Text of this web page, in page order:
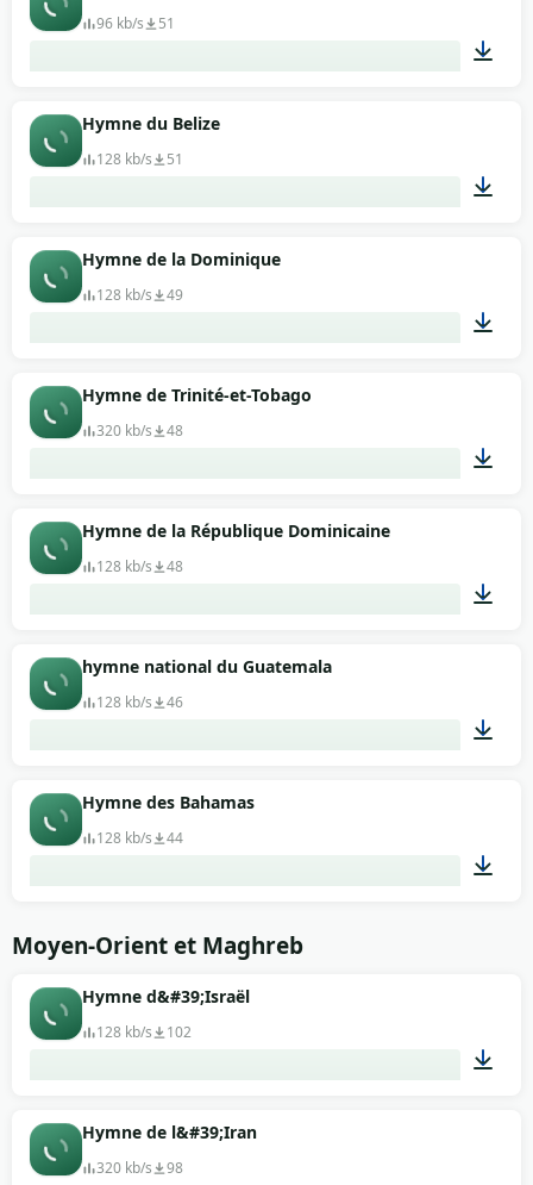
96 kb/s 51
Hymne du Belize
128 kb/s 51
Hymne de la Dominique
128 kb/s 49
Hymne de Trinité-et-Tobago
320 kb/s 48
Hymne de la République Dominicaine
128 kb/s 48
hymne national du Guatemala
128 kb/s 46
Hymne des Bahamas
128 kb/s 44
Moyen-Orient et Maghreb
Hymne d&#39;Israël
128 kb/s 102
Hymne de l&#39;Iran
320 kb/s 98